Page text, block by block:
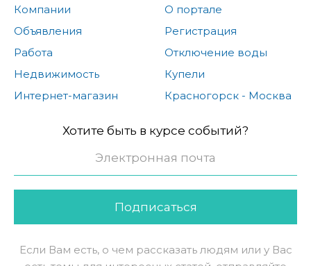
Компании
Объявления
Работа
Недвижимость
Интернет-магазин
О портале
Регистрация
Отключение воды
Купели
Красногорск - Москва
Хотите быть в курсе событий?
Подписаться
Если Вам есть, о чем рассказать людям или у Вас